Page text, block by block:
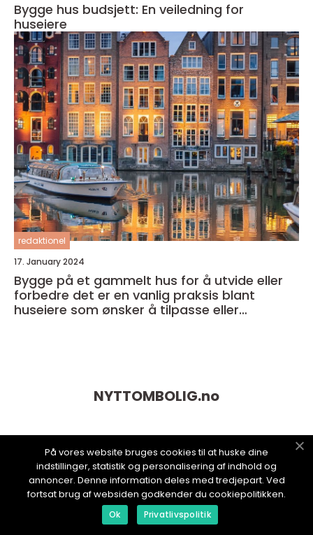
Bygge hus budsjett: En veiledning for
huseiere
redaktionel
17. January 2024
Bygge på et gammelt hus for å utvide eller
forbedre det er en vanlig praksis blant
huseiere som ønsker å tilpasse eller
NYTTOMBOLIG.no
På vores website bruges cookies til at huske dine
indstillinger, statistik og personalisering af indhold og
annoncer. Denne information deles med tredjepart. Ved
fortsat brug af websiden godkender du cookiepolitikken.
Ok Privatlivspolitik